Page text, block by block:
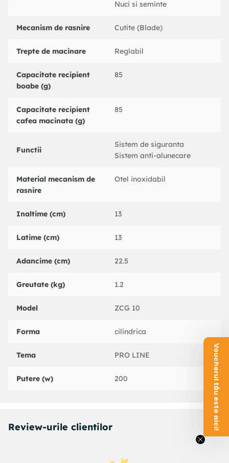
Nuci si seminte
Mecanism de rasnire Cutite (Blade)
Trepte de macinare Reglabil
Capacitate recipient
boabe (g)
85
Capacitate recipient
cafea macinata (g)
85
Functii
Sistem de siguranta
Sistem anti-alunecare
Material mecanism de
rasnire
Otel inoxidabil
Inaltime (cm) 13
Latime (cm) 13
Adancime (cm) 22.5
Greutate (kg) 1.2
Model ZCG 10
Forma cilindrica
Tema PRO LINE
Putere (w) 200
Review-urile clientilor Voucherul tău este aici!